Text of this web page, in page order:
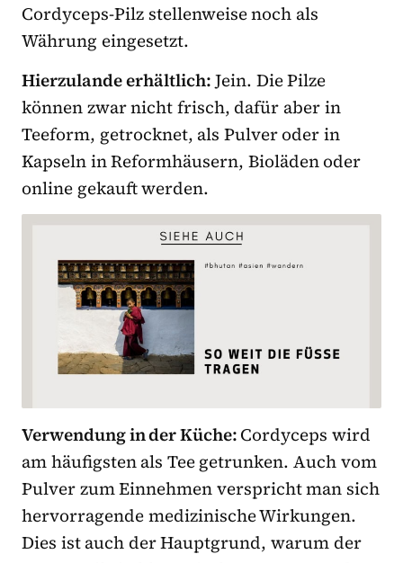
Cordyceps-Pilz stellenweise noch als
Währung eingesetzt.
Hierzulande erhältlich:Jein. Die Pilze
können zwar nicht frisch, dafür aber in
Teeform, getrocknet, als Pulver oder in
Kapseln in Reformhäusern, Bioläden oder
online gekauft werden.
Verwendung in der Küche:Cordyceps wird
am häufigsten als Tee getrunken. Auch vom
Pulver zum Einnehmen verspricht man sich
hervorragende medizinische Wirkungen.
Dies ist auch der Hauptgrund, warum der